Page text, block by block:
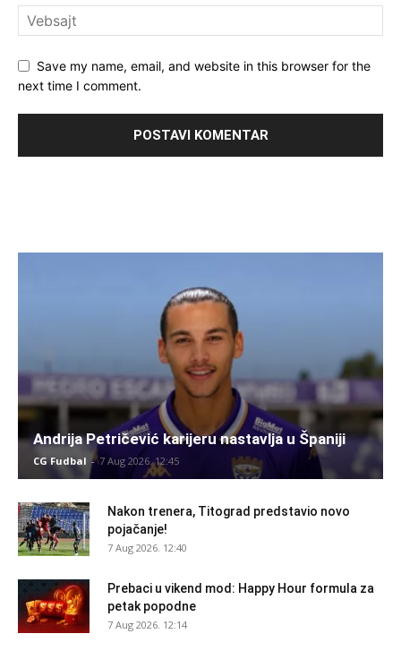
Save my name, email, and website in this browser for the
next time I comment.
Andrija Petričević karijeru nastavlja u Španiji
CG Fudbal - 7 Aug 2026. 12:45
Nakon trenera, Titograd predstavio novo
pojačanje!
7 Aug 2026. 12:40
Prebaci u vikend mod: Happy Hour formula za
petak popodne
7 Aug 2026. 12:14